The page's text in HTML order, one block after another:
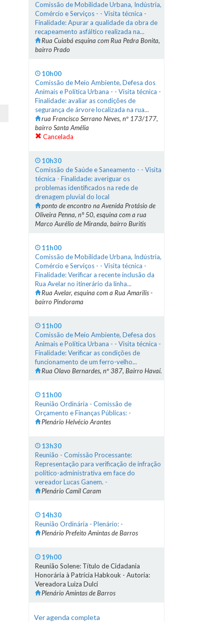
Comissão de Mobilidade Urbana, Indústria,
Comércio e Serviços - - Visita técnica -
Finalidade: Apurar a qualidade da obra de
recapeamento asfáltico realizada na...
Rua Cuiabá esquina com Rua Pedra Bonita,
bairro Prado
10h00
Comissão de Meio Ambiente, Defesa dos
Animais e Política Urbana - - Visita técnica -
Finalidade: avaliar as condições de
segurança de árvore localizada na rua...
rua Francisco Serrano Neves, nº 173/177,
bairro Santa Amélia
Cancelada
10h30
Comissão de Saúde e Saneamento - - Visita
técnica - Finalidade: averiguar os
problemas identificados na rede de
drenagem pluvial do local
ponto de encontro na Avenida Protásio de
Oliveira Penna, n° 50, esquina com a rua
Marco Aurélio de Miranda, bairro Buritis
11h00
Comissão de Mobilidade Urbana, Indústria,
Comércio e Serviços - - Visita técnica -
Finalidade: Verificar a recente inclusão da
Rua Avelar no itinerário da linha...
Rua Avelar, esquina com a Rua Amarilis -
bairro Pindorama
11h00
Comissão de Meio Ambiente, Defesa dos
Animais e Política Urbana - - Visita técnica -
Finalidade: Verificar as condições de
funcionamento de um ferro-velho...
Rua Olavo Bernardes, nº 387, Bairro Havaí.
11h00
Reunião Ordinária - Comissão de
Orçamento e Finanças Públicas: -
Plenário Helvécio Arantes
13h30
Reunião - Comissão Processante:
Representação para verificação de infração
político-administrativa em face do
vereador Lucas Ganem. -
Plenário Camil Caram
14h30
Reunião Ordinária - Plenário: -
Plenário Prefeito Amintas de Barros
19h00
Reunião Solene: Título de Cidadania
Honorária à Patrícia Habkouk - Autoria:
Vereadora Luiza Dulci
Plenário Amintas de Barros
Ver agenda completa